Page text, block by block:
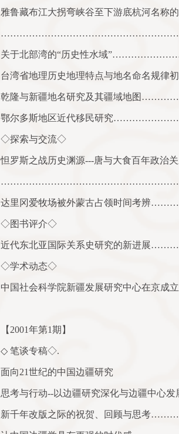
雅鲁藏布江大拐弯峡谷至下游底杭河名
关于北部湾的“历史性水域
台湾省地理历史地理特点与地名命名
乾隆与新疆地名研究及其疆域地图
鄂尔多斯地区近代移民研究
◇探索与交流◇
怛罗斯之战历史渊源---唐与大食百年政治
达里冈爱牧场被外蒙古占领时间考
◇图书评介◇
近代东北亚国际关系史研究的新进
◇学术动态◇
中国社会科学院新疆发展研究中心在
【 2001年第1期】
◇ 笔谈专稿◇.
面向21世纪的中国边疆研究
思考与行动--以边疆研究深化与边疆中
新千年改版之际的祝贺、回顾与